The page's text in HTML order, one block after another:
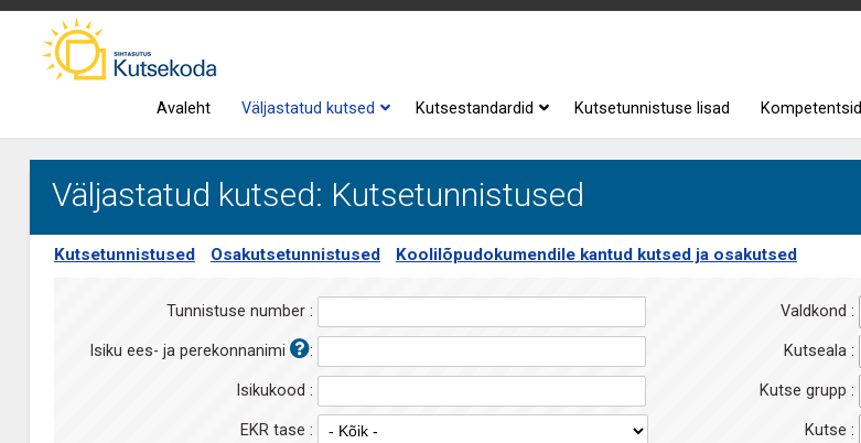
Avaleht Väljastatud kutsed Kutsestandardid Kutsetunnistuse lisad Kompetentsid
Väljastatud kutsed: Kutsetunnistused
Kutsetunnistused Osakutsetunnistused Koolilõpudokumendile kantud kutsed ja osakutsed
Tunnistuse number : Valdkond :
Isiku ees- ja perekonnanimi : Kutseala :
Isikukood : Kutse grupp :
EKR tase : Kutse :